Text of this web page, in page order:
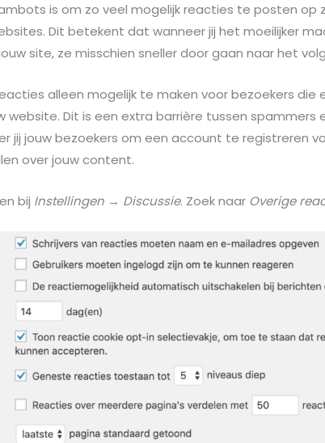
is om zo veel mogelijk reacties te posten op
Dit betekent dat wanneer jij het moeilijker
site, ze misschien sneller door gaan naar het
alleen mogelijk te maken voor bezoekers die
website. Dit is een extra barrière tussen spammers
jij jouw bezoekers om een account te registreren
over jouw content.
bij Instellingen → Discussie. Zoek naar Overige